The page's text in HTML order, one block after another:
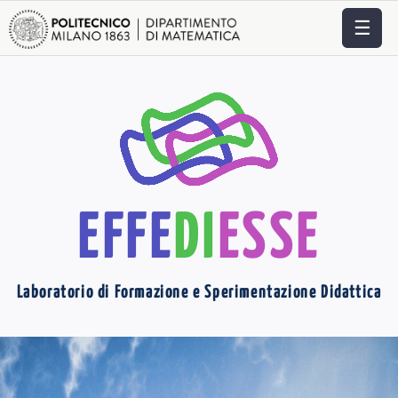
☰
EFFEDIESSE
Laboratorio di Formazione e Sperimentazione Didattica